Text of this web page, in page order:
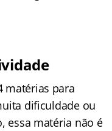
matérias para
dificuldade ou
essa matéria não é